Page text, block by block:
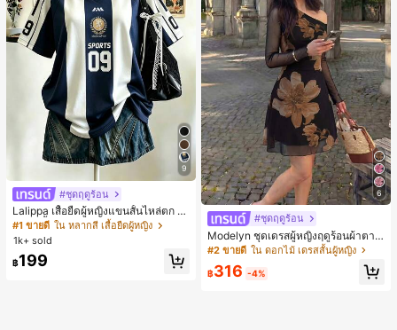
9
#ชุดฤดูร้อน
Lalippa เสื้อยืดผู้หญิงแขนสั้นไหล่ตก ค
อวีปกเสื้อ ลายพิมพ์ดิจิทัลลายทาง สไตล์
สปอร์ตแฟชั่นมินิมอล ของขวัญสำหรับเ
พื่อน
#1 ขายดี ใน หลากสี เสื้อยืดผู้หญิง
1k+ sold
฿199
6
#ชุดฤดูร้อน
Modelyn ชุดเดรสผู้หญิงฤดูร้อนผ้าตาข่
ายพิมพ์ลาย คอไม่สมมาตร จับจีบ หรูหร
#2 ขายดี ใน ดอกไม้ เดรสสั้นผู้หญิง
฿316 -4%